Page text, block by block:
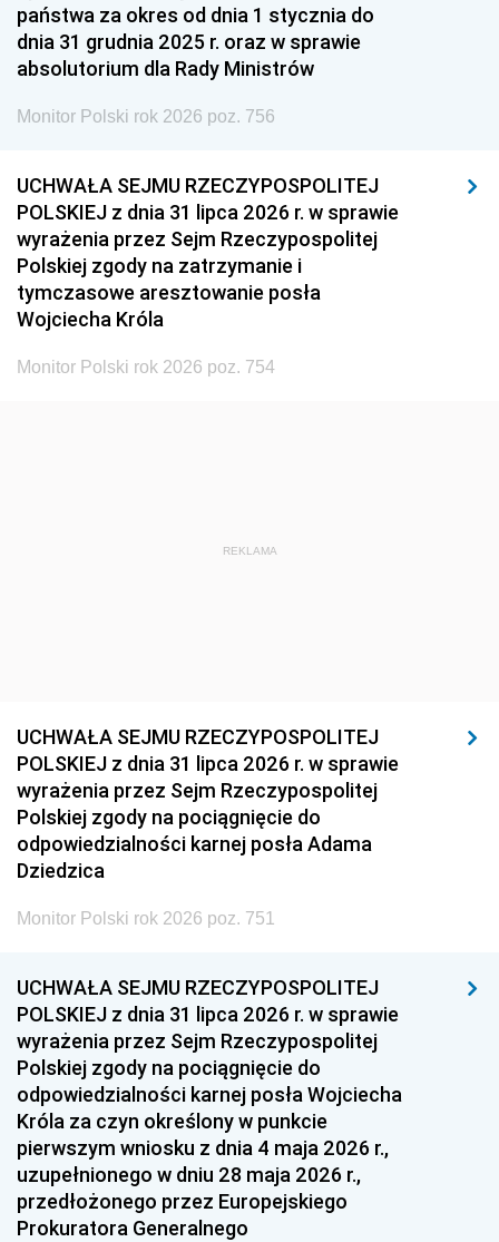
państwa za okres od dnia 1 stycznia do
dnia 31 grudnia 2025 r. oraz w sprawie
absolutorium dla Rady Ministrów
Monitor Polski rok 2026 poz. 756
UCHWAŁA SEJMU RZECZYPOSPOLITEJ
POLSKIEJ z dnia 31 lipca 2026 r. w sprawie
wyrażenia przez Sejm Rzeczypospolitej
Polskiej zgody na zatrzymanie i
tymczasowe aresztowanie posła
Wojciecha Króla
Monitor Polski rok 2026 poz. 754
REKLAMA
UCHWAŁA SEJMU RZECZYPOSPOLITEJ
POLSKIEJ z dnia 31 lipca 2026 r. w sprawie
wyrażenia przez Sejm Rzeczypospolitej
Polskiej zgody na pociągnięcie do
odpowiedzialności karnej posła Adama
Dziedzica
Monitor Polski rok 2026 poz. 751
UCHWAŁA SEJMU RZECZYPOSPOLITEJ
POLSKIEJ z dnia 31 lipca 2026 r. w sprawie
wyrażenia przez Sejm Rzeczypospolitej
Polskiej zgody na pociągnięcie do
odpowiedzialności karnej posła Wojciecha
Króla za czyn określony w punkcie
pierwszym wniosku z dnia 4 maja 2026 r.,
uzupełnionego w dniu 28 maja 2026 r.,
przedłożonego przez Europejskiego
Prokuratora Generalnego